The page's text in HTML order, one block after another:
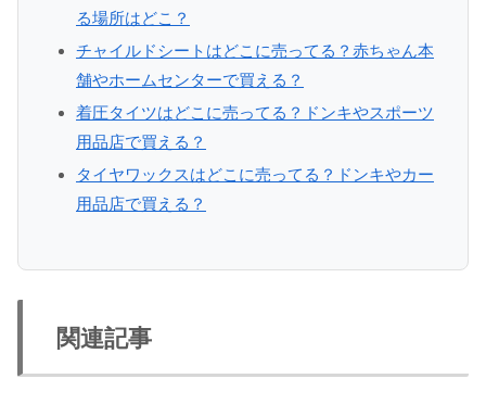
る場所はどこ？
チャイルドシートはどこに売ってる？赤ちゃん本
舗やホームセンターで買える？
着圧タイツはどこに売ってる？ドンキやスポーツ
用品店で買える？
タイヤワックスはどこに売ってる？ドンキやカー
用品店で買える？
関連記事